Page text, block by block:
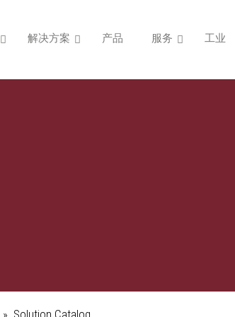
解决方案 产品 服务 工业
Solution Catalog